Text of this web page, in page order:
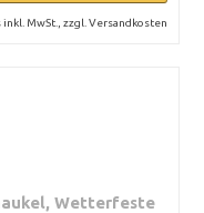
inkl. MwSt., zzgl. Versandkosten
Wetterfeste